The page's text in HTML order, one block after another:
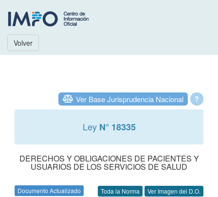
Volver
?
Ver Base Jurisprudencia Nacional
Ley N° 18335
DERECHOS Y OBLIGACIONES DE PACIENTES Y
USUARIOS DE LOS SERVICIOS DE SALUD
Documento Actualizado Toda la Norma Ver Imagen del D.O.